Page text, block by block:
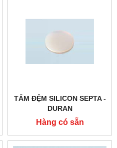
TẤM ĐỆM SILICON SEPTA -
DURAN
Hàng có sẵn